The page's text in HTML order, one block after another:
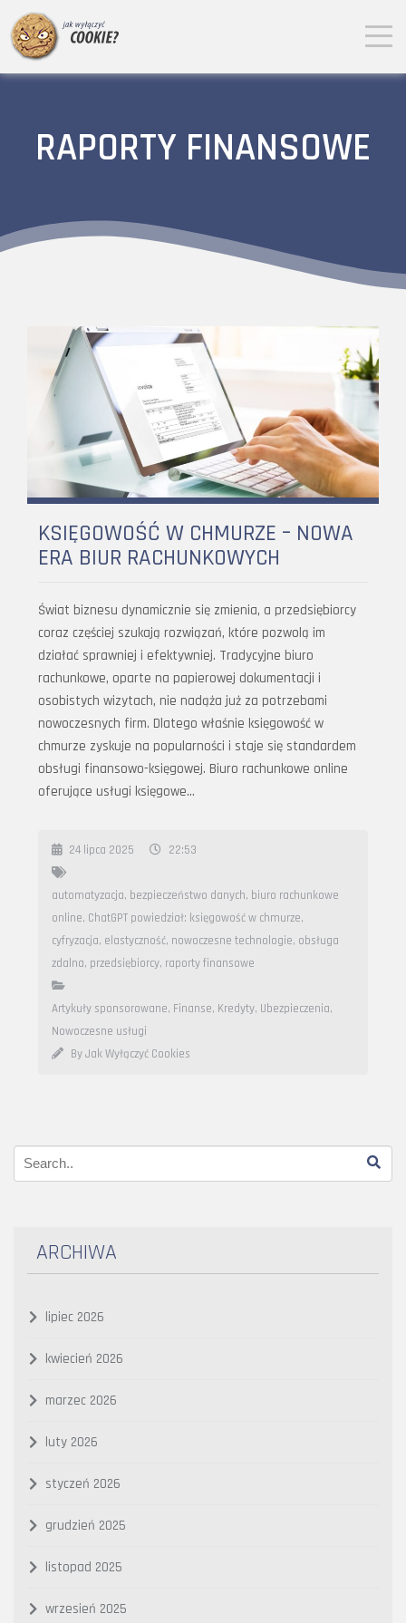
RAPORTY FINANSOWE
KSIĘGOWOŚĆ W CHMURZE – NOWA
ERA BIUR RACHUNKOWYCH
Świat biznesu dynamicznie się zmienia, a przedsiębiorcy
coraz częściej szukają rozwiązań, które pozwolą im
działać sprawniej i efektywniej. Tradycyjne biuro
rachunkowe, oparte na papierowej dokumentacji i
osobistych wizytach, nie nadąża już za potrzebami
nowoczesnych firm. Dlatego właśnie księgowość w
chmurze zyskuje na popularności i staje się standardem
obsługi finansowo-księgowej. Biuro rachunkowe online
oferujące usługi księgowe…
24 lipca 2025 22:53
automatyzacja, bezpieczeństwo danych, biuro rachunkowe
online, ChatGPT powiedział: księgowość w chmurze,
cyfryzacja, elastyczność, nowoczesne technologie, obsługa
zdalna, przedsiębiorcy, raporty finansowe
Artykuły sponsorowane, Finanse, Kredyty, Ubezpieczenia,
Nowoczesne usługi
By Jak Wyłączyć Cookies
ARCHIWA
lipiec 2026
kwiecień 2026
marzec 2026
luty 2026
styczeń 2026
grudzień 2025
listopad 2025
wrzesień 2025